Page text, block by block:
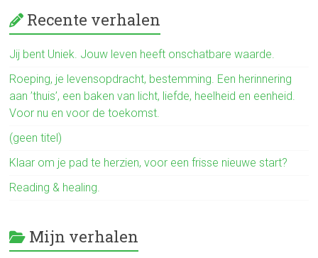
ce
b
o
ok
Recente verhalen
Jij bent Uniek. Jouw leven heeft onschatbare waarde.
Roeping, je levensopdracht, bestemming. Een herinnering
aan ’thuis’, een baken van licht, liefde, heelheid en eenheid.
Voor nu en voor de toekomst.
(geen titel)
Klaar om je pad te herzien, voor een frisse nieuwe start?
Reading & healing.
Mijn verhalen